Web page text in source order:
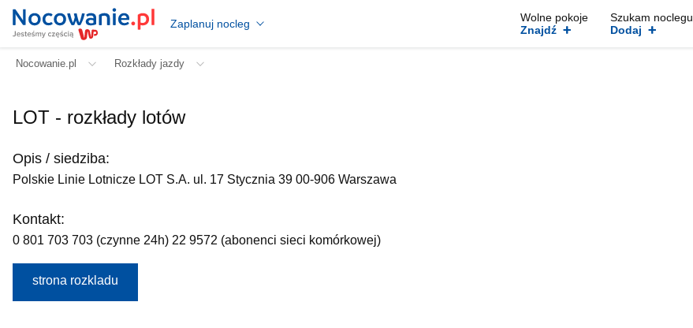
Zaplanuj nocleg
Wolne pokoje
Znajdź +
Szukam noclegu
Dodaj +
Nocowanie.pl Rozkłady jazdy
LOT - rozkłady lotów
Opis / siedziba:
Polskie Linie Lotnicze LOT S.A. ul. 17 Stycznia 39 00-906 Warszawa
Kontakt:
0 801 703 703 (czynne 24h) 22 9572 (abonenci sieci komórkowej)
strona rozkladu